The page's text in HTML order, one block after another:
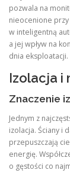
pozwala na
nieocenione
w inteligentną
a jej wpływ na
dnia eksploatacji.
Izolacja i
Znaczenie
Jednym z
izolacja. Ściany i
przepuszczają
energię.
o gęstości co